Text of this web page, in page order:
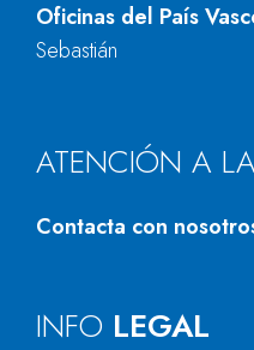
Oficinas del País
Sebastián
ATENCIÓN A
Contacta con
INFO LEGAL